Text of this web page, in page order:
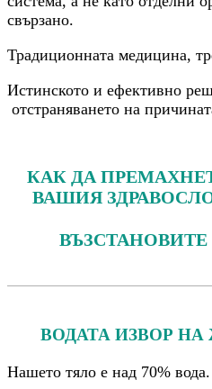
свързано.
Традиционната медицина,
Истинското и ефективно
отстраняването на
КАК ДА
ВАШИЯ
ВЪЗСТАНОВИТЕ
ВОДАТА ИЗВОР НА
Нашето тяло е над 70%